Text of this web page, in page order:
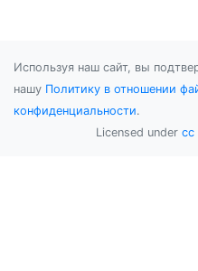
Используя наш сайт, вы
нашу Политику в отношении
конфиденциальности.
Licensed under cc